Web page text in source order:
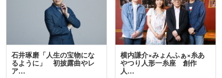
石井琢磨「人生の宝物にな
るように」 初披露曲やレ
ア…
横内謙介×みょんふぁ×糸あ
やつり人形一糸座 創作
人…